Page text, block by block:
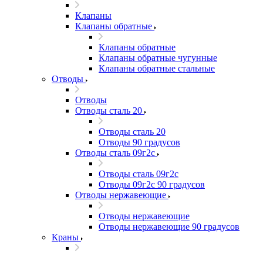
Клапаны
Клапаны обратные
Клапаны обратные
Клапаны обратные чугунные
Клапаны обратные стальные
Отводы
Отводы
Отводы сталь 20
Отводы сталь 20
Отводы 90 градусов
Отводы сталь 09г2с
Отводы сталь 09г2с
Отводы 09г2с 90 градусов
Отводы нержавеющие
Отводы нержавеющие
Отводы нержавеющие 90 градусов
Краны